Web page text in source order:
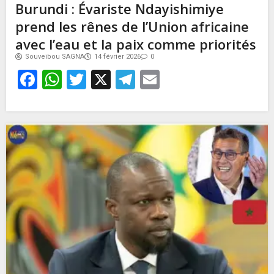
Burundi : Évariste Ndayishimiye
prend les rênes de l’Union africaine
avec l’eau et la paix comme priorités
Souveibou SAGNA 14 février 2026 0
Facebook
WhatsApp
Twitter
X Telegram